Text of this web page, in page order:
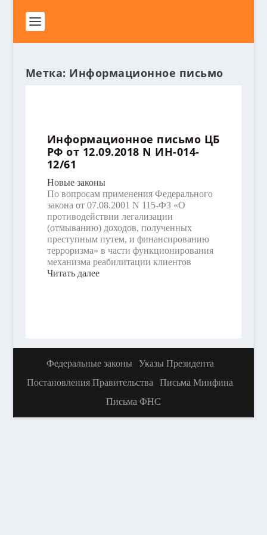
Метка: Информационное письмо
Информационное письмо ЦБ
РФ от 12.09.2018 N ИН-014-
12/61
Новые законы
По вопросам применения Федерального
закона от 07.08.2001 N 115-ФЗ «О
противодействии легализации
(отмыванию) доходов, полученных
преступным путем, и финансированию
терроризма» в части функционирования
механизма реабилитации клиентов
Читать далее
Федеральные законы
Указы Президента
Постановления Правительства
Письма Минфина
Письма ФНС